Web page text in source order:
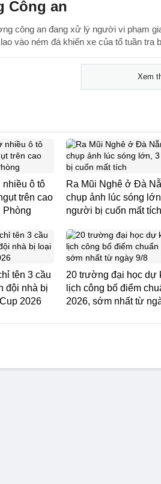
Công an
công an đang xử lý người vi phạm
vào ném đá khiến xe của tổ tuần tra
Xem
nhiều ô tô
trên cao
Phòng
Ra Mũi Nghê ở Đà
chụp ảnh lúc sóng
người bị cuốn mất tích
tên 3 cầu
đội nhà bị
2026
20 trường đại học dự
lịch công bố điểm
2026, sớm nhất từ